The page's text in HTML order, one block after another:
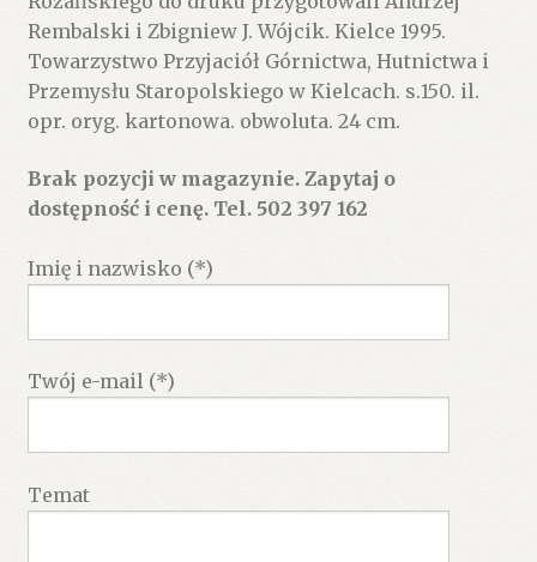
Rembalski i Zbigniew J. Wójcik. Kielce 1995.
Towarzystwo Przyjaciół Górnictwa, Hutnictwa i
Przemysłu Staropolskiego w Kielcach. s.150. il.
opr. oryg. kartonowa. obwoluta. 24 cm.
Brak pozycji w magazynie. Zapytaj o
dostępność i cenę. Tel. 502 397 162
Imię i nazwisko (*)
Twój e-mail (*)
Temat